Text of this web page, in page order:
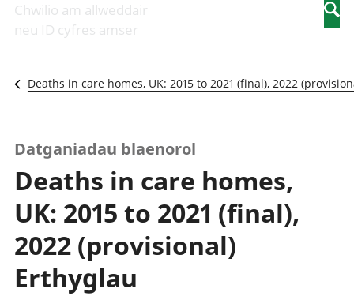
Newidiadau i
fusnesau
Diwydiant
a'r rhyngrwyd
Y diwydiant
gweithgynhyrchu
a chynhyrchu
Y diwydiant
manwethu
twristiaeth
sector cyhoeddus
Domestig Gros
(CDG)
Gwerth
Ychwanegol Gros
Mynegeion
chwyddiant a
phrisiau
Buddsoddiadau,
mewn
gwaith
mewn
Chwilio am allweddair
neu ID cyfres amser
Deaths in care homes, UK: 2015 to 2021 (final), 2022
Datganiadau blaenorol
Deaths in care homes,
UK: 2015 to 2021 (final),
2022 (provisional)
Erthyglau